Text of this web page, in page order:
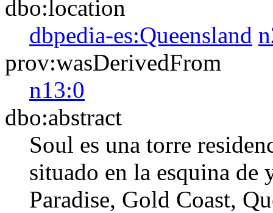
dbo:location
dbpedia-es:Queensland
prov:wasDerivedFrom
n13:0
dbo:abstract
Soul es una torre
situado en la esquina de
Paradise, Gold Coast,